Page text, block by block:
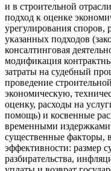
и в строительной
подход к оценке
урегулирования
указанных подходов
консалтинговая
модификация
затраты на судебный
проведение
экономическую,
оценку, расходы на
помощь) и косвенные
временными
существенные факторы,
эффективности: размер
разбирательства,